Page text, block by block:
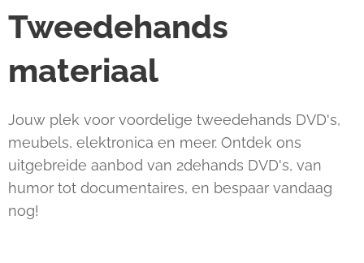
Tweedehands
materiaal
Jouw plek voor voordelige tweedehands DVD's,
meubels, elektronica en meer. Ontdek ons
uitgebreide aanbod van 2dehands DVD's, van
humor tot documentaires, en bespaar vandaag
nog!